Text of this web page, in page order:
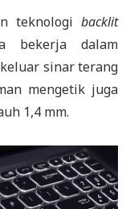
teknologibacklit
bekerja dalam
sinar terang
mengetik juga
1,4 mm.